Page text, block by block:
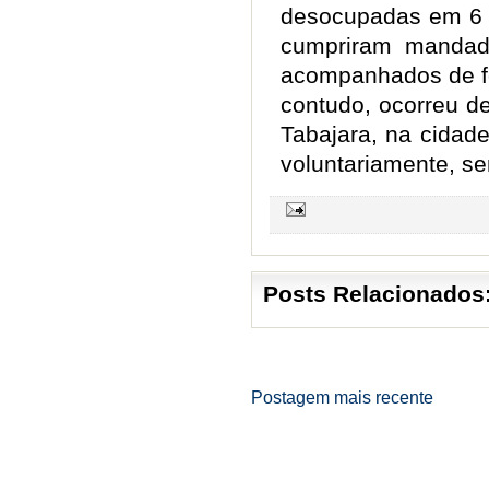
desocupadas em
cumpriram
acompanhados de
contudo, ocorreu
Tabajara, na
voluntariamente,
Posts
Postagem mais recente